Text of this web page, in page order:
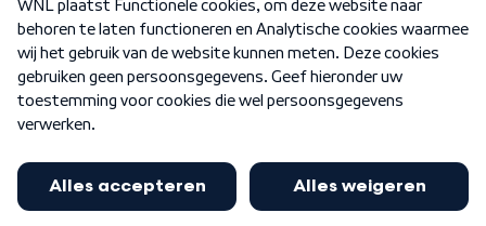
Nieuwsbrief
Word Lid